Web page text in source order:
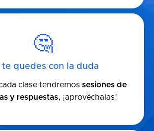
🤔
te quedes con la duda
clase tendremos sesiones de
y respuestas, ¡aprovéchalas!